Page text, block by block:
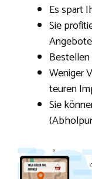
Es spart
Sie
Bestellen
Weniger
teuren
Sie